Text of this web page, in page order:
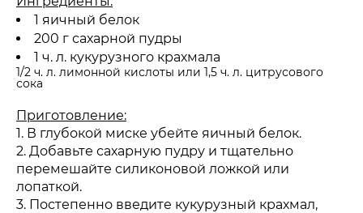
1 яичный белок
200 г сахарной пудры
1 ч. л. кукурузного крахмала
1/2 ч. л. лимонной кислоты или 1,5 ч. л. цитрусового
сока
Приготовление:
1. В глубокой миске убейте яичный белок.
2. Добавьте сахарную пудру и тщательно
перемешайте силиконовой ложкой или
лопаткой.
3. Постепенно введите кукурузный крахмал,